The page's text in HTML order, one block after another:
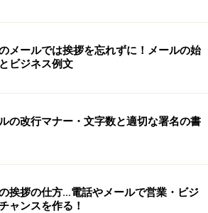
メールでは挨拶を忘れずに！メールの始
ビジネス例文
の改行マナー・文字数と適切な署名の書
挨拶の仕方…電話やメールで営業・ビジ
ャンスを作る！